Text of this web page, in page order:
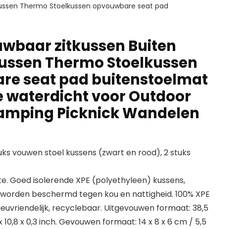
Thermo Stoelkussen opvouwbare seat pad
zitkussen Buiten
Thermo Stoelkussen
seat pad buitenstoelmat
waterdicht voor Outdoor
Picknick Wandelen
vouwen stoel kussens (zwart en rood), 2 stuks
Goed isolerende XPE (polyethyleen) kussens,
beschermd tegen kou en nattigheid. 100% XPE
recyclebaar. Uitgevouwen formaat: 38,5
10,8 x 0,3 inch. Gevouwen formaat: 14 x 8 x 6 cm / 5,5